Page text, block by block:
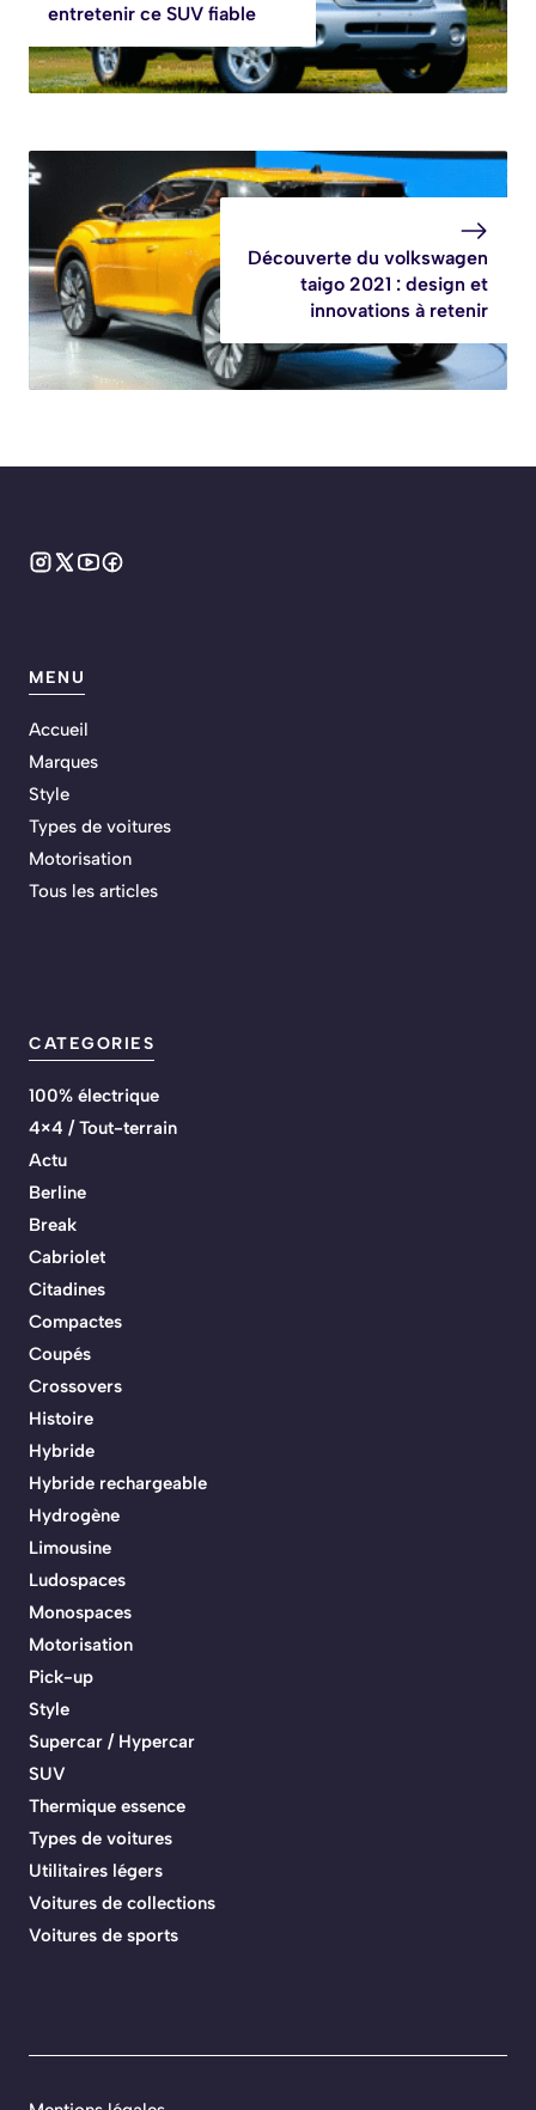
entretenir ce SUV fiable
Découverte du volkswagen
taigo 2021 : design et
innovations à retenir
MENU
Accueil
Marques
Style
Types de voitures
Motorisation
Tous les articles
CATEGORIES
100% électrique
4×4 / Tout-terrain
Actu
Berline
Break
Cabriolet
Citadines
Compactes
Coupés
Crossovers
Histoire
Hybride
Hybride rechargeable
Hydrogène
Limousine
Ludospaces
Monospaces
Motorisation
Pick-up
Style
Supercar / Hypercar
SUV
Thermique essence
Types de voitures
Utilitaires légers
Voitures de collections
Voitures de sports